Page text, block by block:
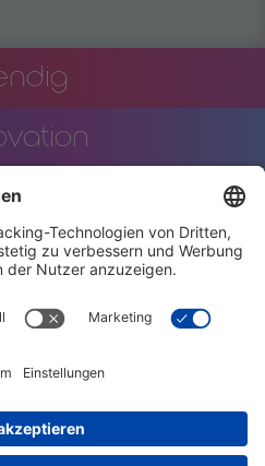
datenschutzerklärung
charta der vielfalt